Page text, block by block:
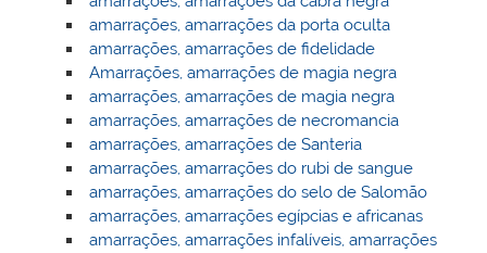
amarrações, amarrações da porta oculta
amarrações, amarrações de fidelidade
Amarrações, amarrações de magia negra
amarrações, amarrações de magia negra
amarrações, amarrações de necromancia
amarrações, amarrações de Santeria
amarrações, amarrações do rubi de sangue
amarrações, amarrações do selo de Salomão
amarrações, amarrações egípcias e africanas
amarrações, amarrações infalíveis, amarrações